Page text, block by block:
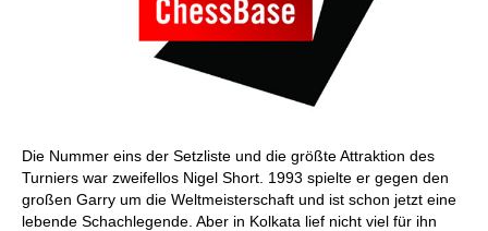
Die Nummer eins der Setzliste und die größte Attraktion des
Turniers war zweifellos Nigel Short. 1993 spielte er gegen den
großen Garry um die Weltmeisterschaft und ist schon jetzt eine
lebende Schachlegende. Aber in Kolkata lief nicht viel für ihn